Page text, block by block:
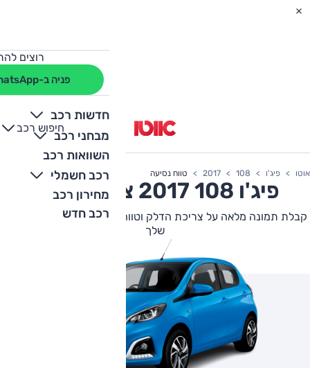
רוצים
פניה ב-WhatsApp
חדשות רכב
מבחני רכב
השוואות רכב
רכב חשמלי
מחירון רכב
רכב חדש
חיפוש רכב
+
-
אוטו פיג'ו 108
2017 טווח נסיעה
פיג'ו 108
שלך